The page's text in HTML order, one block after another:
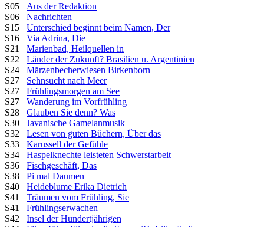
S05 Aus der Redaktion
S06 Nachrichten
S15 Unterschied beginnt beim Namen, Der
S16 Via Adrina, Die
S21 Marienbad, Heilquellen in
S22 Länder der Zukunft? Brasilien u. Argentinien
S24 Märzenbecherwiesen Birkenborn
S27 Sehnsucht nach Meer
S27 Frühlingsmorgen am See
S27 Wanderung im Vorfrühling
S28 Glauben Sie denn? Was
S30 Javanische Gamelanmusik
S32 Lesen von guten Büchern, Über das
S33 Karussell der Gefühle
S34 Haspelknechte leisteten Schwerstarbeit
S36 Fischgeschäft, Das
S38 Pi mal Daumen
S40 Heideblume Erika Dietrich
S41 Träumen vom Frühling, Sie
S41 Frühlingserwachen
S42 Insel der Hundertjährigen